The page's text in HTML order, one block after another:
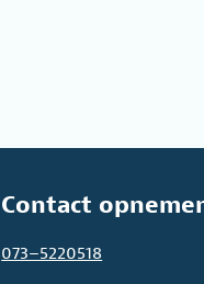
Contact
073–5220518